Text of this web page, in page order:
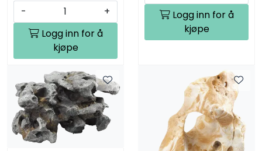
-
+
Logg inn for å
kjøpe
Logg inn for å
kjøpe